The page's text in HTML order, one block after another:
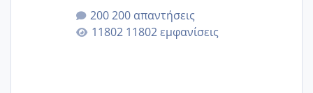
200 απαντήσεις
11802 εμφανίσεις